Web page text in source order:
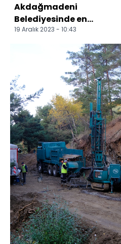
Akdağmadeni
Belediyesinde en
düşük işçi maaşı 20
19 Aralık 2023 - 10:43